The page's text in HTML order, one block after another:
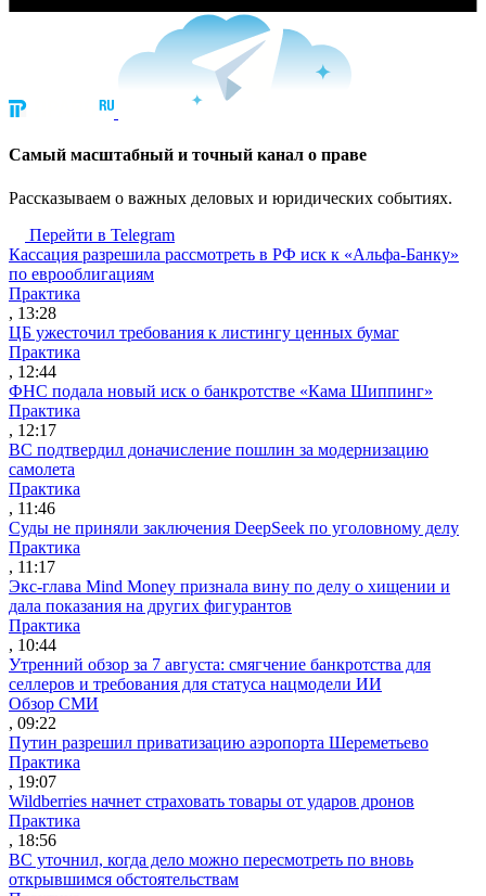
Cамый масштабный и точный канал о праве
Рассказываем о важных деловых и юридических событиях.
Перейти в Telegram
Кассация разрешила рассмотреть в РФ иск к «Альфа-Банку»
по еврооблигациям
Практика
, 13:28
ЦБ ужесточил требования к листингу ценных бумаг
Практика
, 12:44
ФНС подала новый иск о банкротстве «Кама Шиппинг»
Практика
, 12:17
ВС подтвердил доначисление пошлин за модернизацию
самолета
Практика
, 11:46
Суды не приняли заключения DeepSeek по уголовному делу
Практика
, 11:17
Экс-глава Mind Money признала вину по делу о хищении и
дала показания на других фигурантов
Практика
, 10:44
Утренний обзор за 7 августа: смягчение банкротства для
селлеров и требования для статуса нацмодели ИИ
Обзор СМИ
, 09:22
Путин разрешил приватизацию аэропорта Шереметьево
Практика
, 19:07
Wildberries начнет страховать товары от ударов дронов
Практика
, 18:56
ВС уточнил, когда дело можно пересмотреть по вновь
открывшимся обстоятельствам